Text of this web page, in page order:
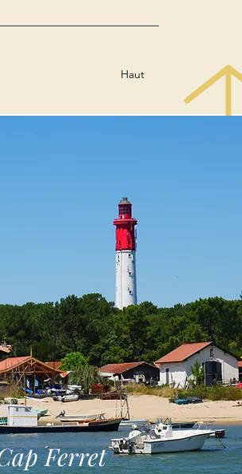
Haut
Ferret